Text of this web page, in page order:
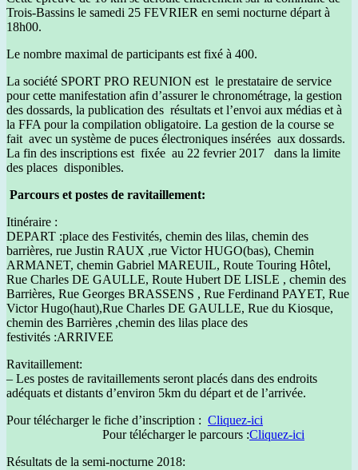
Trois-Bassins le samedi 25 FEVRIER en semi nocturne départ à
18h00.
Le nombre maximal de participants est fixé à 400.
La société SPORT PRO REUNION est le prestataire de service
pour cette manifestation afin d’assurer le chronométrage, la gestion
des dossards, la publication des résultats et l’envoi aux médias et à
la FFA pour la compilation obligatoire. La gestion de la course se
fait avec un système de puces électroniques insérées aux dossards.
La fin des inscriptions est fixée au 22 fevrier 2017 dans la limite
des places disponibles.
Parcours et postes de ravitaillement:
Itinéraire :
DEPART :place des Festivités, chemin des lilas, chemin des
barrières, rue Justin RAUX ,rue Victor HUGO(bas), Chemin
ARMANET, chemin Gabriel MAREUIL, Route Touring Hôtel,
Rue Charles DE GAULLE, Route Hubert DE LISLE , chemin des
Barrières, Rue Georges BRASSENS , Rue Ferdinand PAYET, Rue
Victor Hugo(haut),Rue Charles DE GAULLE, Rue du Kiosque,
chemin des Barrières ,chemin des lilas place des
festivités :ARRIVEE
Ravitaillement:
– Les postes de ravitaillements seront placés dans des endroits
adéquats et distants d’environ 5km du départ et de l’arrivée.
Pour télécharger le fiche d’inscription : Cliquez-ici
Pour télécharger le parcours :Cliquez-ici
Résultats de la semi-nocturne 2018: